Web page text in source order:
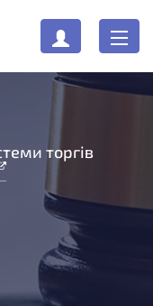
торгів